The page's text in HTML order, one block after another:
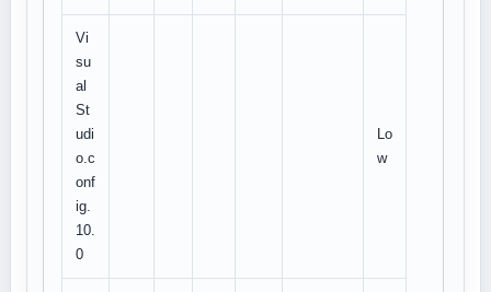
Vi
su
al
St
udi
o.c
onf
ig.
10.
0
Lo
w